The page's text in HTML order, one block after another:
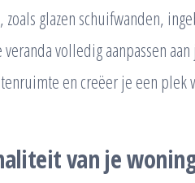
glazen schuifwanden,
volledig aanpassen
en creëer je een plek
van je